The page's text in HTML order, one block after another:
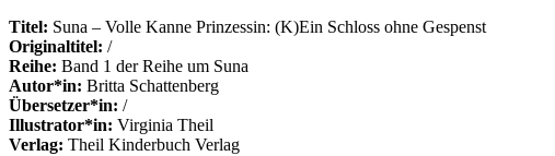
Titel: Suna – Volle Kanne Prinzessin: (K)Ein Schloss ohne Gespenst
Originaltitel: /
Reihe: Band 1 der Reihe um Suna
Autor*in: Britta Schattenberg
Übersetzer*in: /
Illustrator*in: Virginia Theil
Verlag: Theil Kinderbuch Verlag